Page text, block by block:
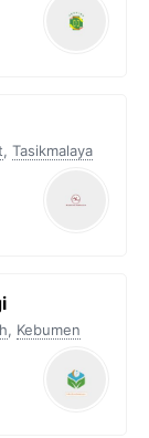
, Tasikmalaya
, Kebumen